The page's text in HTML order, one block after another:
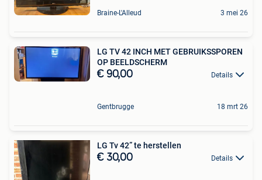
Braine-L'Alleud 3 mei 26
LG TV 42 INCH MET GEBRUIKSSPOREN
OP BEELDSCHERM
€ 90,00 Details
Gentbrugge 18 mrt 26
LG Tv 42” te herstellen
€ 30,00 Details